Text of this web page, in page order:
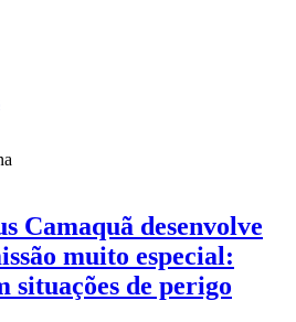
Camaquã desenvolve
muito especial:
situações de perigo